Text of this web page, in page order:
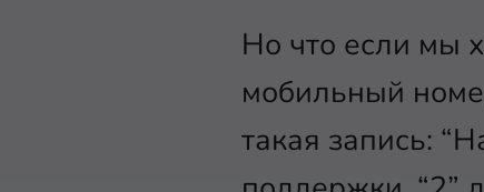
Но что если мы
мобильный
такая запись: